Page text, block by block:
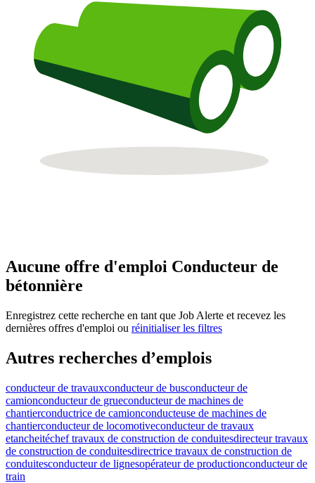
Aucune offre d'emploi Conducteur de
bétonnière
Enregistrez cette recherche en tant que Job Alerte et recevez les
dernières offres d'emploi ou réinitialiser les filtres
Autres recherches d’emplois
conducteur de travauxconducteur de busconducteur de
camionconducteur de grueconducteur de machines de
chantierconductrice de camionconducteuse de machines de
chantierconducteur de locomotiveconducteur de travaux
etancheitéchef travaux de construction de conduitesdirecteur travaux
de construction de conduitesdirectrice travaux de construction de
conduitesconducteur de lignesopérateur de productionconducteur de
train